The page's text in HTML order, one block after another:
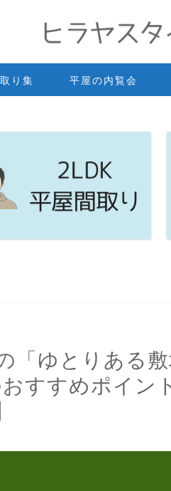
り集 平屋の内覧会
「ゆとりある
すすめポイン